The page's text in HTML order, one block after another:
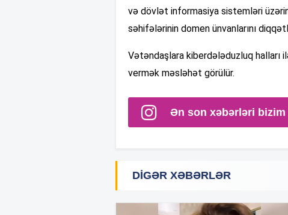
və dövlət informasiya sistemləri
səhifələrinin domen ünvanlarını
Vətəndaşlara kiberdələduzluq halları
vermək məsləhət görülür.
Ən son xəbərləri
DIGƏR XƏBƏRLƏR